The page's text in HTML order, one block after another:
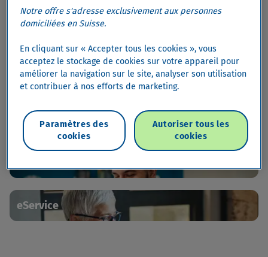
Assurances
Épargne
eService
Notre offre s'adresse exclusivement aux personnes
domiciliées en Suisse.
En cliquant sur « Accepter tous les cookies », vous
acceptez le stockage de cookies sur votre appareil pour
améliorer la navigation sur le site, analyser son utilisation
et contribuer à nos efforts de marketing.
Autoriser tous les
cookies
Paramètres des
cookies